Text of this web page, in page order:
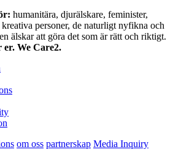
humanitära, djurälskare, feminister,
personer, de naturligt nyfikna och
älskar att göra det som är rätt och riktigt.
We Care2.
om oss partnerskap Media Inquiry